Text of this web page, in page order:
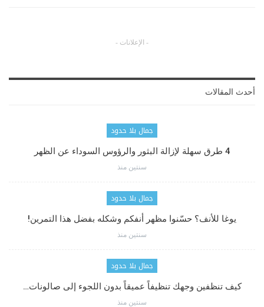
- الإعلانات -
أحدث المقالات
جمال بلا حدود
4 طرق سهلة لإزالة البثور والرؤوس السوداء عن الظهر
سنتين منذ
جمال بلا حدود
يوغا للأنف؟ حسّنوا مظهر أنفكم وشكله بفضل هذا التمرين!
سنتين منذ
جمال بلا حدود
كيف تنظفين وجهك تنظيفاً عميقاً بدون اللجوء إلى صالونات…
سنتين منذ